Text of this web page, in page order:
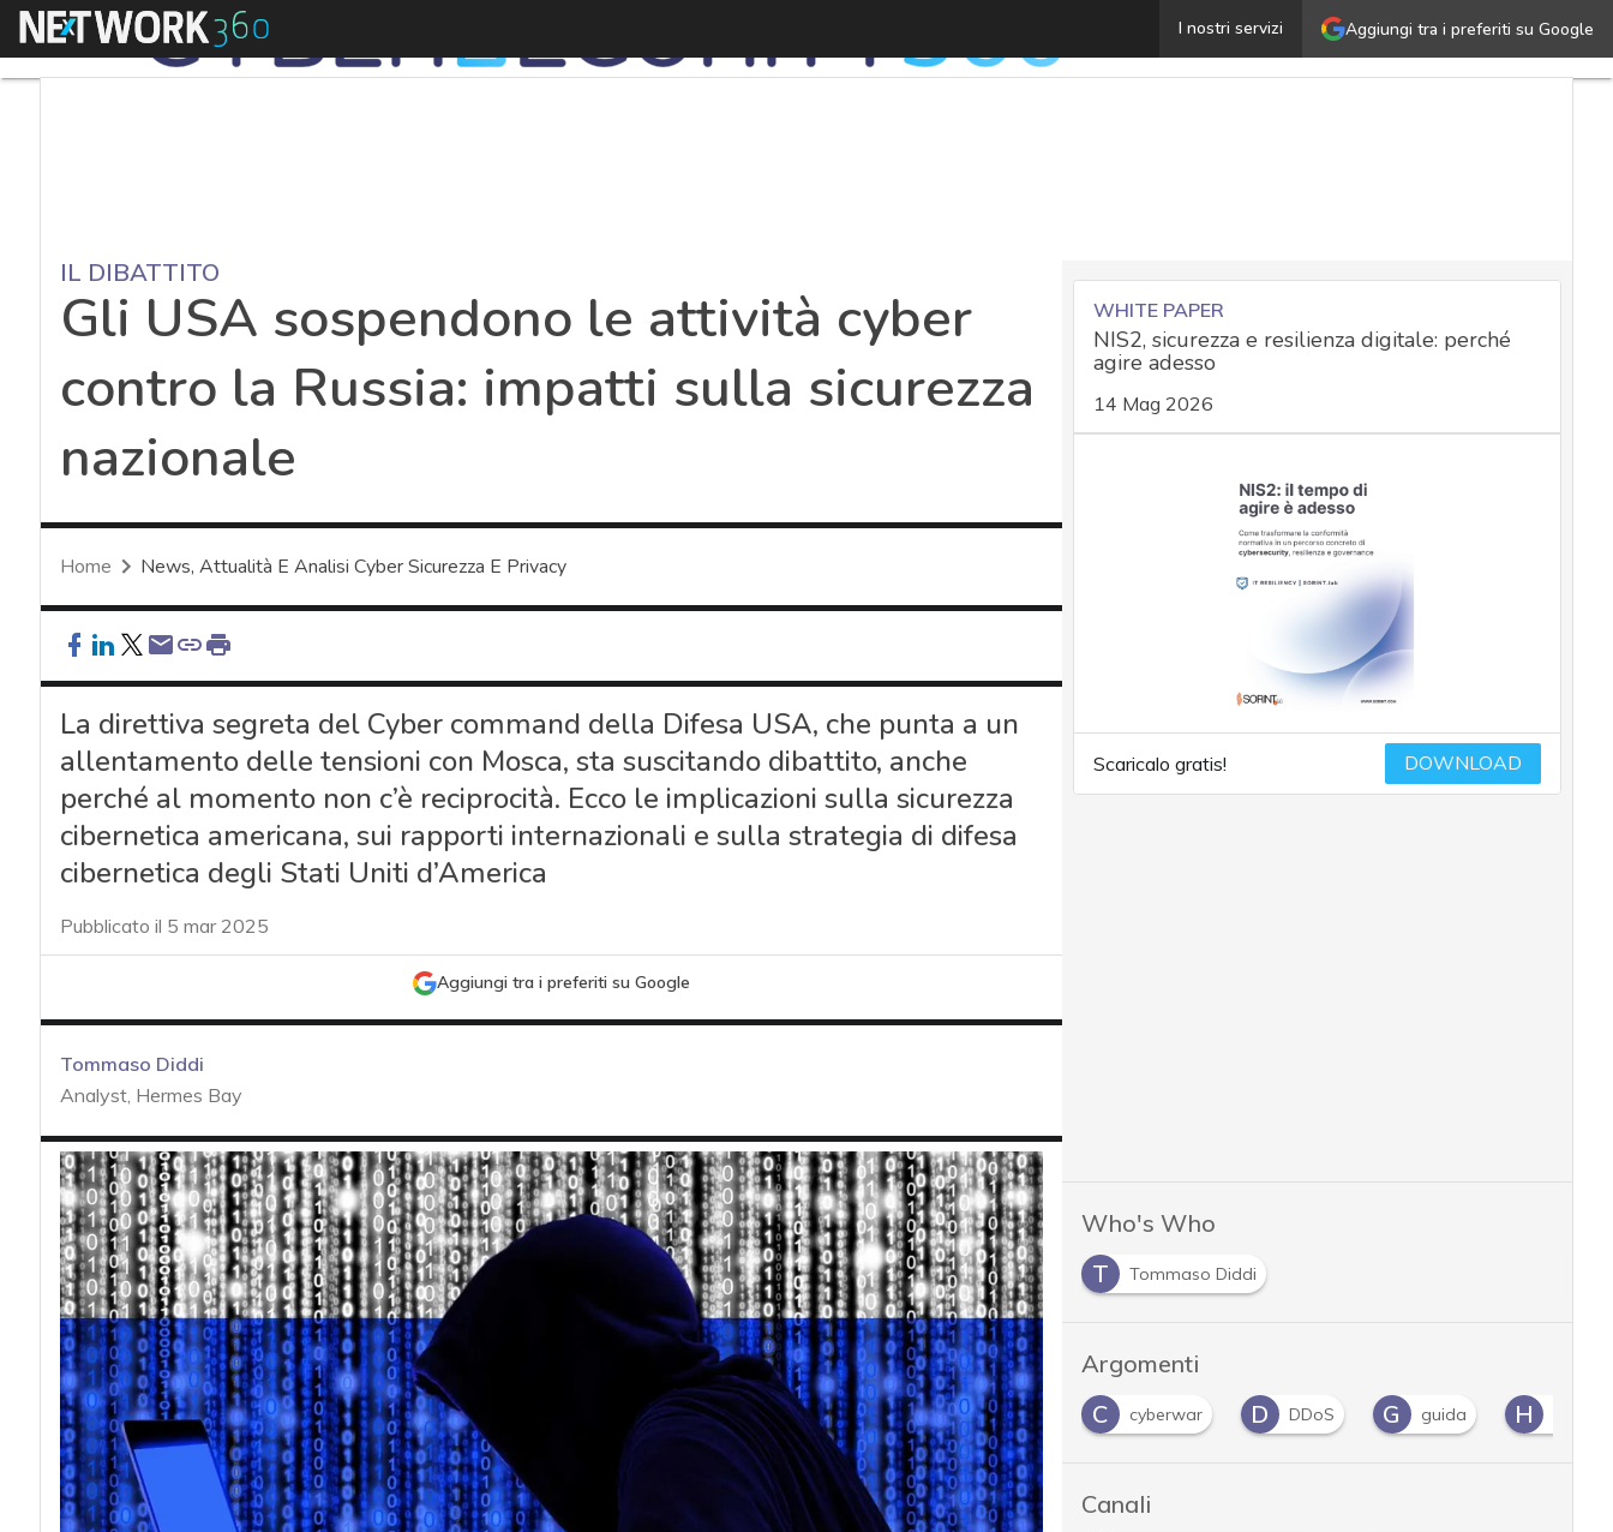
Aggiungi tra i preferiti su Google
I nostri servizi
Menu Gli USA sospendono le attività cyber contro la Russia:
IL DIBATTITO
Gli USA sospendono le attività cyber
contro la Russia: impatti sulla sicurezza
nazionale
Home News, Attualità E Analisi Cyber Sicurezza E Privacy
La direttiva segreta del Cyber command della Difesa USA, che punta a un
allentamento delle tensioni con Mosca, sta suscitando dibattito, anche
perché al momento non c’è reciprocità. Ecco le implicazioni sulla sicurezza
cibernetica americana, sui rapporti internazionali e sulla strategia di difesa
cibernetica degli Stati Uniti d’America
Pubblicato il 5 mar 2025
Aggiungi tra i preferiti su Google
Tommaso Diddi
Analyst, Hermes Bay
WHITE PAPER
NIS2, sicurezza e resilienza digitale: perché
agire adesso
14 Mag 2026
Scaricalo gratis! DOWNLOAD
Who's Who
T
Tommaso Diddi
Argomenti
A
APT C cyberwar D DDoS G guida H
Canali